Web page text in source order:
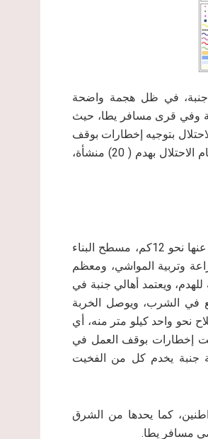
جنبة، في ظل هجمة واضحة
وفي قرى مسافر يطا، حيث
التقرير، قيام الاحتلال بتوجيه إخطارات بوقف
العمل في ( 18) منشأة من بينها ( 13) منشأة سكنية، في حين سجل في نفس المدة قيام الاحتلال بهدم ( 20) منشأة،
تقع خربة جنبة ضمن ما يعرف بمسافر يطا، والى الجنوب الشرقي من بلدة يطا، وتبعد عنها نحو 12كم، مسطح البناء
عائلة (207 فرد)، يعملون في الزراعة وتربية المواشي، ومعظم
ويعتمد أهالي جنبة في
في الشرب، ويوصل الخربة
نحو واحد كيلو متر منه، أي
إخطارات بوقف العمل في
جنبة يخدم كل من الفخيت
كما يحدها من الشرق